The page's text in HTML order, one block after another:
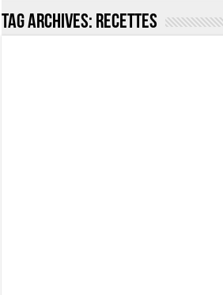
Tag Archives: recettes